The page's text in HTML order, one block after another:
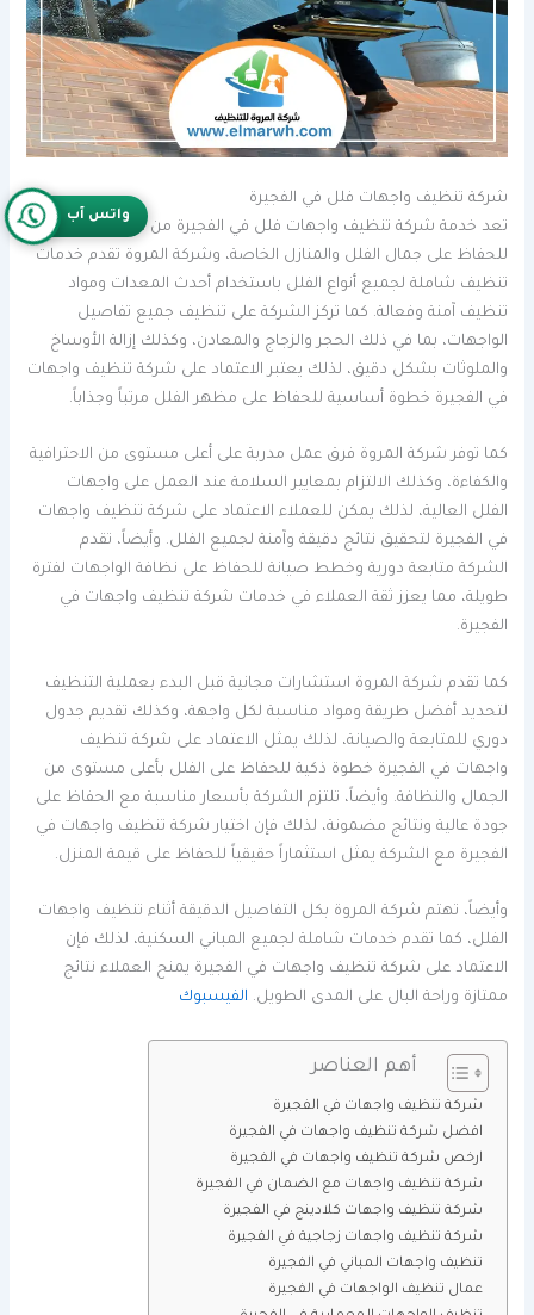
شركة تنظيف واجهات فلل في الفجيرة
تعد خدمة شركة تنظيف واجهات فلل في الفجيرة من الخدمات المهمة
للحفاظ على جمال الفلل والمنازل الخاصة، وشركة المروة تقدم خدمات
تنظيف شاملة لجميع أنواع الفلل باستخدام أحدث المعدات ومواد
تنظيف آمنة وفعالة. كما تركز الشركة على تنظيف جميع تفاصيل
الواجهات، بما في ذلك الحجر والزجاج والمعادن، وكذلك إزالة الأوساخ
والملوثات بشكل دقيق، لذلك يعتبر الاعتماد على شركة تنظيف واجهات
في الفجيرة خطوة أساسية للحفاظ على مظهر الفلل مرتباً وجذاباً.
كما توفر شركة المروة فرق عمل مدربة على أعلى مستوى من الاحترافية
والكفاءة، وكذلك الالتزام بمعايير السلامة عند العمل على واجهات
الفلل العالية، لذلك يمكن للعملاء الاعتماد على شركة تنظيف واجهات
في الفجيرة لتحقيق نتائج دقيقة وآمنة لجميع الفلل. وأيضاً، تقدم
الشركة متابعة دورية وخطط صيانة للحفاظ على نظافة الواجهات لفترة
طويلة، مما يعزز ثقة العملاء في خدمات شركة تنظيف واجهات في
الفجيرة.
كما تقدم شركة المروة استشارات مجانية قبل البدء بعملية التنظيف
لتحديد أفضل طريقة ومواد مناسبة لكل واجهة، وكذلك تقديم جدول
دوري للمتابعة والصيانة، لذلك يمثل الاعتماد على شركة تنظيف
واجهات في الفجيرة خطوة ذكية للحفاظ على الفلل بأعلى مستوى من
الجمال والنظافة. وأيضاً، تلتزم الشركة بأسعار مناسبة مع الحفاظ على
جودة عالية ونتائج مضمونة، لذلك فإن اختيار شركة تنظيف واجهات في
الفجيرة مع الشركة يمثل استثماراً حقيقياً للحفاظ على قيمة المنزل.
وأيضاً، تهتم شركة المروة بكل التفاصيل الدقيقة أثناء تنظيف واجهات
الفلل، كما تقدم خدمات شاملة لجميع المباني السكنية، لذلك فإن
الاعتماد على شركة تنظيف واجهات في الفجيرة يمنح العملاء نتائج
ممتازة وراحة البال على المدى الطويل. الفيسبوك
أهم العناصر
شركة تنظيف واجهات في الفجيرة
افضل شركة تنظيف واجهات في الفجيرة
ارخص شركة تنظيف واجهات في الفجيرة
شركة تنظيف واجهات مع الضمان في الفجيرة
شركة تنظيف واجهات كلادينج في الفجيرة
شركة تنظيف واجهات زجاجية في الفجيرة
تنظيف واجهات المباني في الفجيرة
عمال تنظيف الواجهات في الفجيرة
واتس آب